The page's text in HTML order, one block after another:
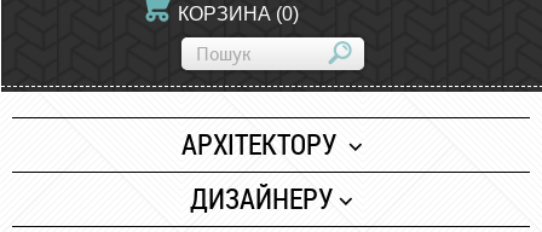
КОРЗИНА (0)
АРХІТЕКТОРУ
Папір
ДИЗАЙНЕРУ